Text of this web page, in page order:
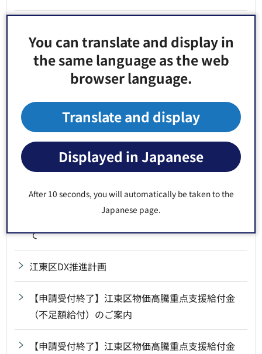
You can translate and display in
the same language as the web
browser language.
Translate and display
Displayed in Japanese
After 10 seconds, you will automatically be taken to the
Japanese page.
江東区再犯防止取組方針
【選定結果】江東区公共施設等総合管理計画改定
に向けた検討支援業務委託に係る公募型プロポー
ザルの実施について
【商品券発送開始】【本区独自】暮らし応援給付
事業（5,000円相当のポイントまたは区内共通商品
物価高騰対応重点支援地方創生臨時交付金につい
て
江東区DX推進計画
【申請受付終了】江東区物価高騰重点支援給付金
（不足額給付）のご案内
【申請受付終了】江東区物価高騰重点支援給付金